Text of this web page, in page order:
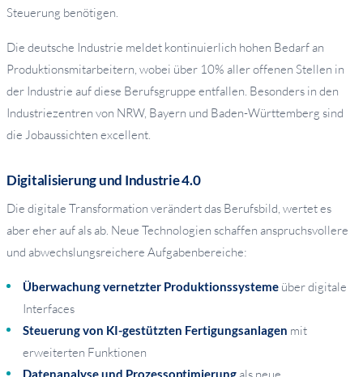
Steuerung benötigen.
Die deutsche Industrie meldet kontinuierlich hohen Bedarf an
Produktionsmitarbeitern, wobei über 10% aller offenen Stellen in
der Industrie auf diese Berufsgruppe entfallen. Besonders in den
Industriezentren von NRW, Bayern und Baden-Württemberg sind
die Jobaussichten excellent.
Digitalisierung und Industrie 4.0
Die digitale Transformation verändert das Berufsbild, wertet es
aber eher auf als ab. Neue Technologien schaffen anspruchsvollere
und abwechslungsreichere Aufgabenbereiche:
Überwachung vernetzter Produktionssysteme über digitale
Interfaces
Steuerung von KI-gestützten Fertigungsanlagen mit
erweiterten Funktionen
Datenanalyse und Prozessoptimierung